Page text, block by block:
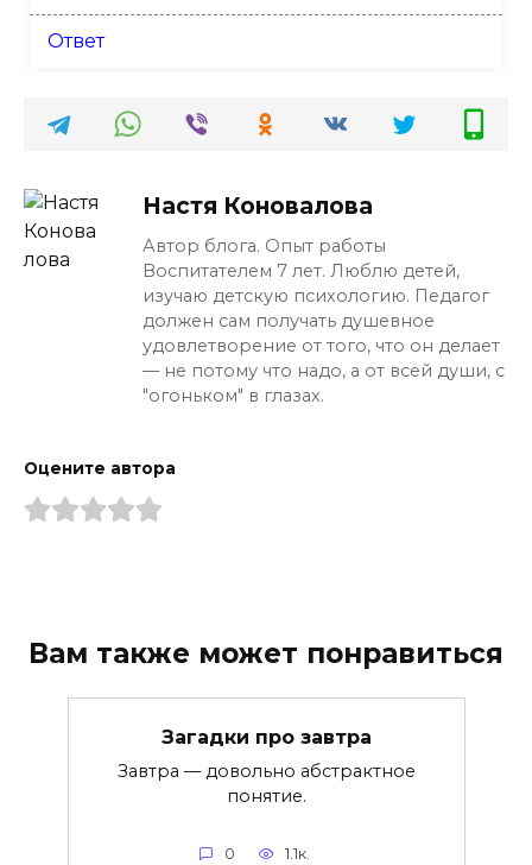
Ответ
Настя Коновалова
Автор блога. Опыт работы
Воспитателем 7 лет. Люблю детей,
изучаю детскую психологию. Педагог
должен сам получать душевное
удовлетворение от того, что он делает
— не потому что надо, а от всей души, с
"огоньком" в глазах.
Оцените автора
Вам также может понравиться
Загадки про завтра
Завтра — довольно абстрактное
понятие.
0 1.1к.